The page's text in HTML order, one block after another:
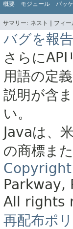
概要 モジュール パッ
サマリー: ネスト | フィ
バグを報
さらに
用語の定
説明が含
い。
Javaは、
の商標ま
Copyright
Parkway,
All rights
再配布ポリ